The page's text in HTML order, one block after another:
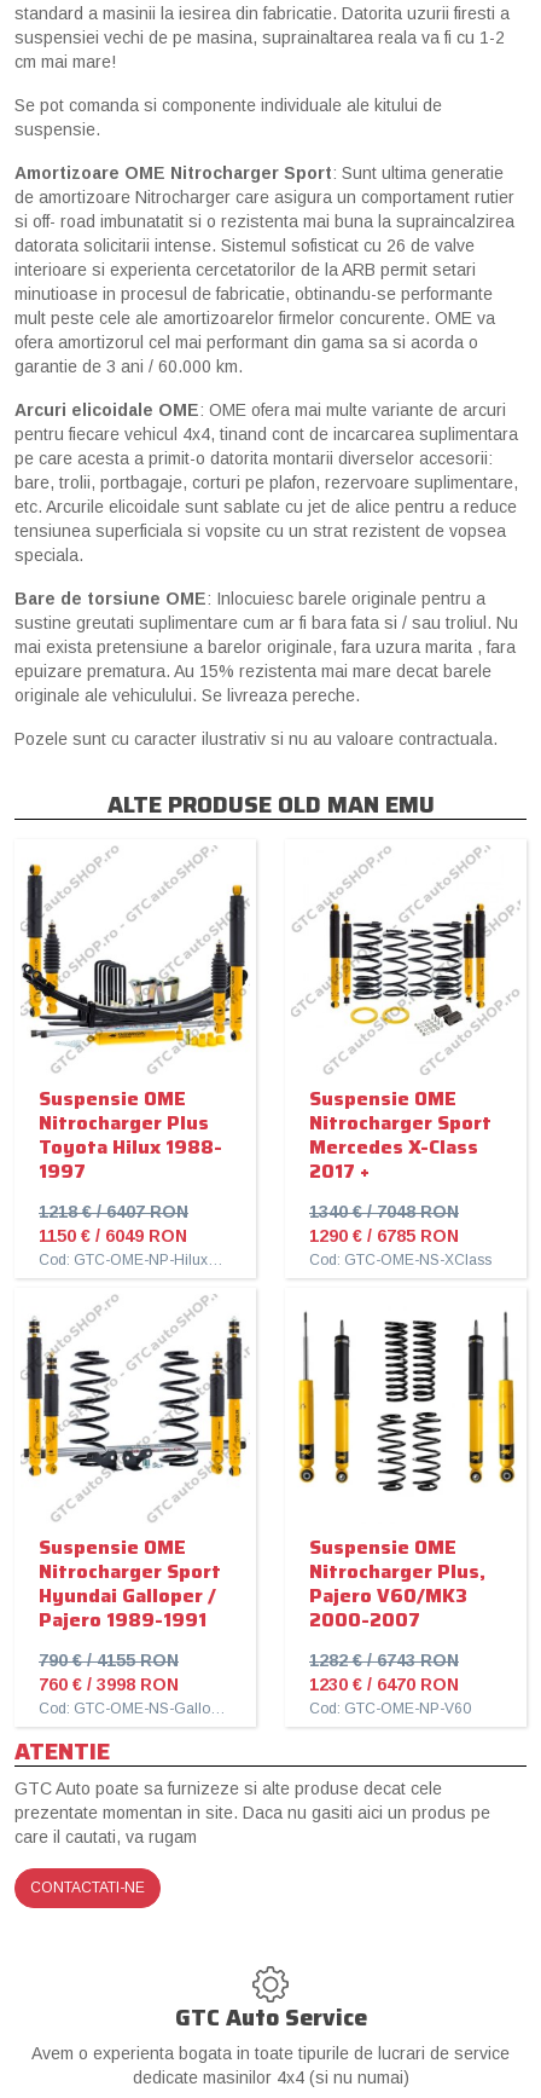
standard a masinii la iesirea din fabricatie. Datorita uzurii firesti a
suspensiei vechi de pe masina, suprainaltarea reala va fi cu 1-2
cm mai mare!
Se pot comanda si componente individuale ale kitului de
suspensie.
Amortizoare OME Nitrocharger Sport: Sunt ultima generatie
de amortizoare Nitrocharger care asigura un comportament rutier
si off- road imbunatatit si o rezistenta mai buna la supraincalzirea
datorata solicitarii intense. Sistemul sofisticat cu 26 de valve
interioare si experienta cercetatorilor de la ARB permit setari
minutioase in procesul de fabricatie, obtinandu-se performante
mult peste cele ale amortizoarelor firmelor concurente. OME va
ofera amortizorul cel mai performant din gama sa si acorda o
garantie de 3 ani / 60.000 km.
Arcuri elicoidale OME: OME ofera mai multe variante de arcuri
pentru fiecare vehicul 4x4, tinand cont de incarcarea suplimentara
pe care acesta a primit-o datorita montarii diverselor accesorii:
bare, trolii, portbagaje, corturi pe plafon, rezervoare suplimentare,
etc. Arcurile elicoidale sunt sablate cu jet de alice pentru a reduce
tensiunea superficiala si vopsite cu un strat rezistent de vopsea
speciala.
Bare de torsiune OME: Inlocuiesc barele originale pentru a
sustine greutati suplimentare cum ar fi bara fata si / sau troliul. Nu
mai exista pretensiune a barelor originale, fara uzura marita , fara
epuizare prematura. Au 15% rezistenta mai mare decat barele
originale ale vehiculului. Se livreaza pereche.
Pozele sunt cu caracter ilustrativ si nu au valoare contractuala.
ALTE PRODUSE OLD MAN EMU
Suspensie OME
Nitrocharger Plus
Toyota Hilux 1988-
1997
1218 € / 6407 RON
1150 € / 6049 RON
Suspensie OME
Nitrocharger Sport
Mercedes X-Class
2017 +
1340 € / 7048 RON
1290 € / 6785 RON
Cod: GTC-OME-NS-XClass
Suspensie OME
Nitrocharger Sport
Hyundai Galloper /
Pajero 1989-1991
790 € / 4155 RON
760 € / 3998 RON
Suspensie OME
Nitrocharger Plus,
Pajero V60/MK3
2000-2007
1282 € / 6743 RON
1230 € / 6470 RON
Cod: GTC-OME-NP-V60
ATENTIE
GTC Auto poate sa furnizeze si alte produse decat cele
prezentate momentan in site. Daca nu gasiti aici un produs pe
care il cautati, va rugam
CONTACTATI-NE
GTC Auto Service
Avem o experienta bogata in toate tipurile de lucrari de service
dedicate masinilor 4x4 (si nu numai)